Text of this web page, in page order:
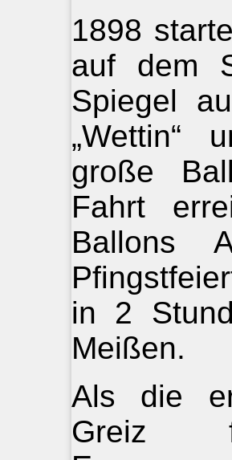
1898
auf dem
Spiegel
„Wettin“
große
Fahrt
Ballons
in 2
Meißen.
Als die
Greiz